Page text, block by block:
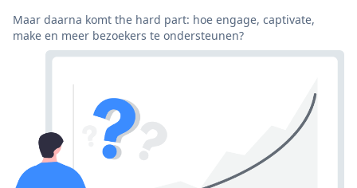
Maar daarna komt the hard part: hoe engage, captivate,
make en meer bezoekers te ondersteunen?